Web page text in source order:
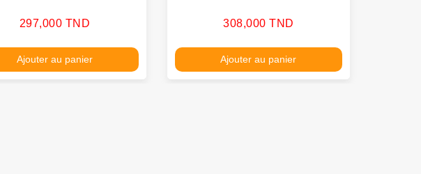
Prix
297,000 TND
Ajouter au panier
Prix
308,000 TND
Ajouter au panier